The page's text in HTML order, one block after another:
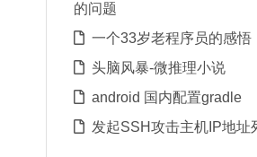
的问题
一个33岁老程序员的感悟
头脑风暴-微推理小说
android 国内配置gradle
发起SSH攻击主机IP地址